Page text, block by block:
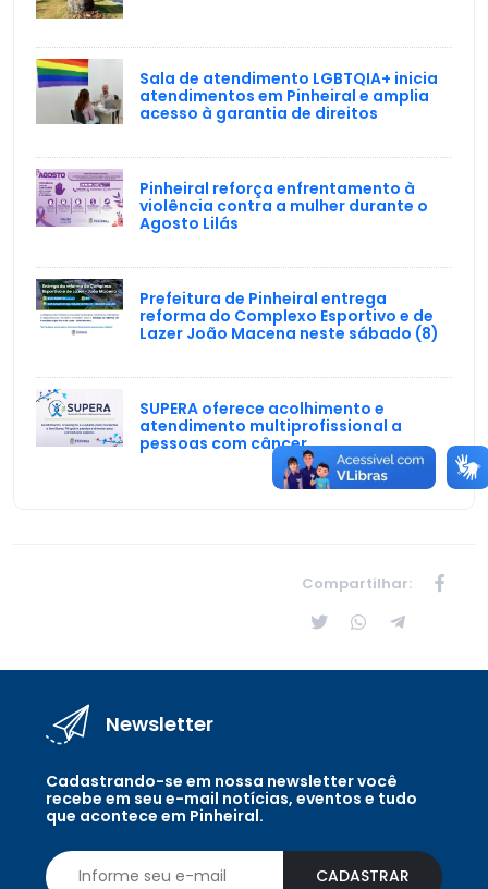
Sala de atendimento LGBTQIA+ inicia
atendimentos em Pinheiral e amplia
acesso à garantia de direitos
Pinheiral reforça enfrentamento à
violência contra a mulher durante o
Agosto Lilás
Prefeitura de Pinheiral entrega
reforma do Complexo Esportivo e de
Lazer João Macena neste sábado (8)
SUPERA oferece acolhimento e
atendimento multiprofissional a
pessoas com câncer
Compartilhar:
Newsletter
Cadastrando-se em nossa newsletter você
recebe em seu e-mail notícias, eventos e tudo
que acontece em Pinheiral.
CADASTRAR